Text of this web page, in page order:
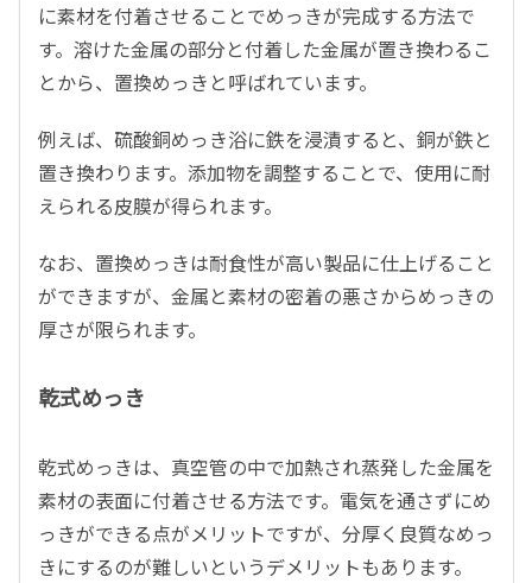
に素材を付着させることでめっきが完成する方法で
す。溶けた金属の部分と付着した金属が置き換わるこ
とから、置換めっきと呼ばれています。
例えば、硫酸銅めっき浴に鉄を浸漬すると、銅が鉄と
置き換わります。添加物を調整することで、使用に耐
えられる皮膜が得られます。
なお、置換めっきは耐食性が高い製品に仕上げること
ができますが、金属と素材の密着の悪さからめっきの
厚さが限られます。
乾式めっき
乾式めっきは、真空管の中で加熱され蒸発した金属を
素材の表面に付着させる方法です。電気を通さずにめ
っきができる点がメリットですが、分厚く良質なめっ
きにするのが難しいというデメリットもあります。